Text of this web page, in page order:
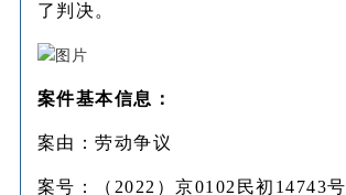
了判决。
案件基本信息：
案由：劳动争议
案号：（2022）京0102民初14743号